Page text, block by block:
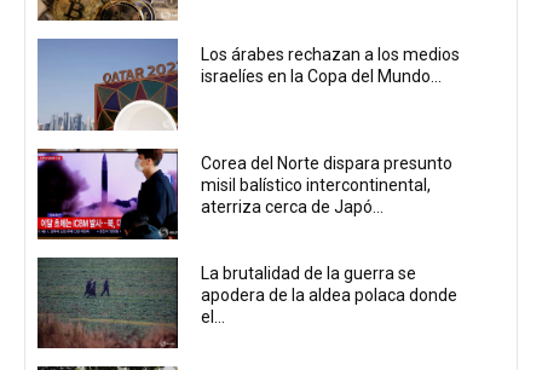
Los árabes rechazan a los medios
israelíes en la Copa del Mundo...
Corea del Norte dispara presunto
misil balístico intercontinental,
aterriza cerca de Japó...
La brutalidad de la guerra se
apodera de la aldea polaca donde
el...